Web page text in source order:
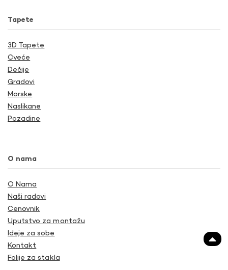
Tapete
3D Tapete
Cveće
Dečije
Gradovi
Morske
Naslikane
Pozadine
O nama
O Nama
Naši radovi
Cenovnik
Uputstvo za montažu
Ideje za sobe
Kontakt
Folije za stakla